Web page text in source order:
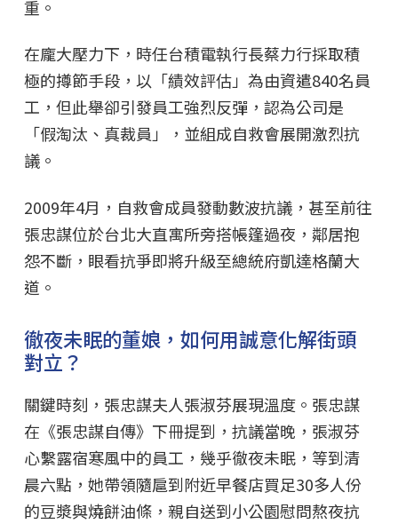
重。
在龐大壓力下，時任台積電執行長蔡力行採取積
極的撙節手段，以「績效評估」為由資遣840名員
工，但此舉卻引發員工強烈反彈，認為公司是
「假淘汰、真裁員」，並組成自救會展開激烈抗
議。
2009年4月，自救會成員發動數波抗議，甚至前往
張忠謀位於台北大直寓所旁搭帳篷過夜，鄰居抱
怨不斷，眼看抗爭即將升級至總統府凱達格蘭大
道。
徹夜未眠的董娘，如何用誠意化解街頭
對立？
關鍵時刻，張忠謀夫人張淑芬展現溫度。張忠謀
在《張忠謀自傳》下冊提到，抗議當晚，張淑芬
心繫露宿寒風中的員工，幾乎徹夜未眠，等到清
晨六點，她帶領隨扈到附近早餐店買足30多人份
的豆漿與燒餅油條，親自送到小公園慰問熬夜抗